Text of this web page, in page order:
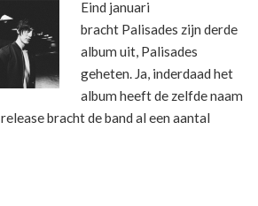
Eind januari
bracht Palisades zijn derde
album uit, Palisades
geheten. Ja, inderdaad het
album heeft de zelfde naam
bracht de band al een aantal